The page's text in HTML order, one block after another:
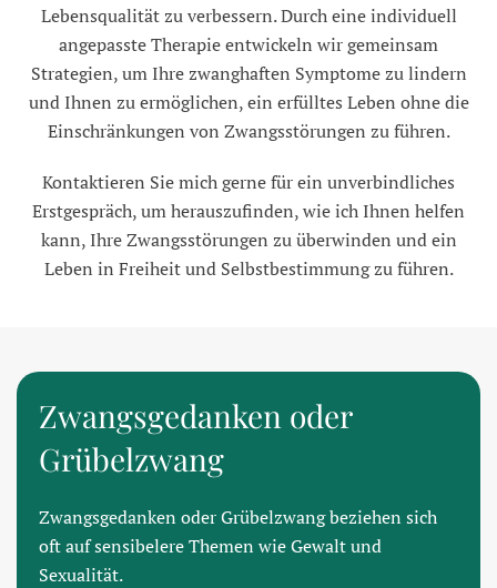
Lebensqualität zu verbessern. Durch eine individuell
angepasste Therapie entwickeln wir gemeinsam
Strategien, um Ihre zwanghaften Symptome zu lindern
und Ihnen zu ermöglichen, ein erfülltes Leben ohne die
Einschränkungen von Zwangsstörungen zu führen.
Kontaktieren Sie mich gerne für ein unverbindliches
Erstgespräch, um herauszufinden, wie ich Ihnen helfen
kann, Ihre Zwangsstörungen zu überwinden und ein
Leben in Freiheit und Selbstbestimmung zu führen.
Zwangsgedanken oder
Grübelzwang
Zwangsgedanken oder Grübelzwang beziehen sich
oft auf sensibelere Themen wie Gewalt und
Sexualität.